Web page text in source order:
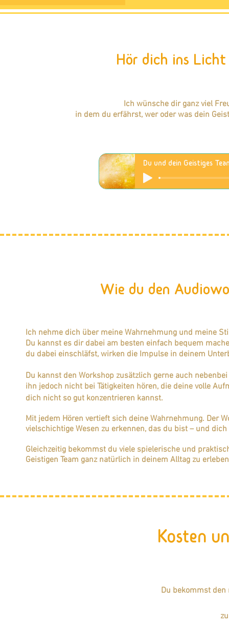
Hör dich ins Licht
Ich wünsche dir ganz viel
in dem du erfährst, wer oder was dein
Wie du den
​Ich nehme dich über meine Wahrnehmung und meine
Du kannst es dir dabei am besten einfach bequem
du dabei einschläfst, wirken die Impulse in deinem
Du kannst den Workshop zusätzlich gerne auch
ihn jedoch nicht bei Tätigkeiten hören, die deine volle
dich nicht so gut konzentrieren kannst.
Mit jedem Hören vertieft sich deine Wahrnehmung. Der
vielschichtige Wesen zu erkennen, das du bist – und
Gleichzeitig bekommst du viele spielerische und
Geistigen Team ganz natürlich in deinem Alltag zu
Kosten
Du bekommst